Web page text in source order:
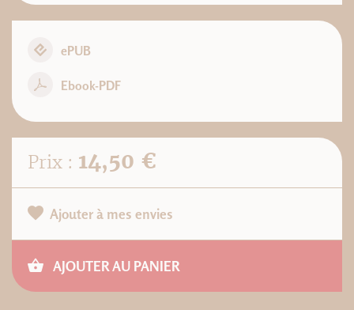
ePUB
Ebook-PDF
Prix : 14,50 €
Ajouter à mes envies
AJOUTER AU PANIER